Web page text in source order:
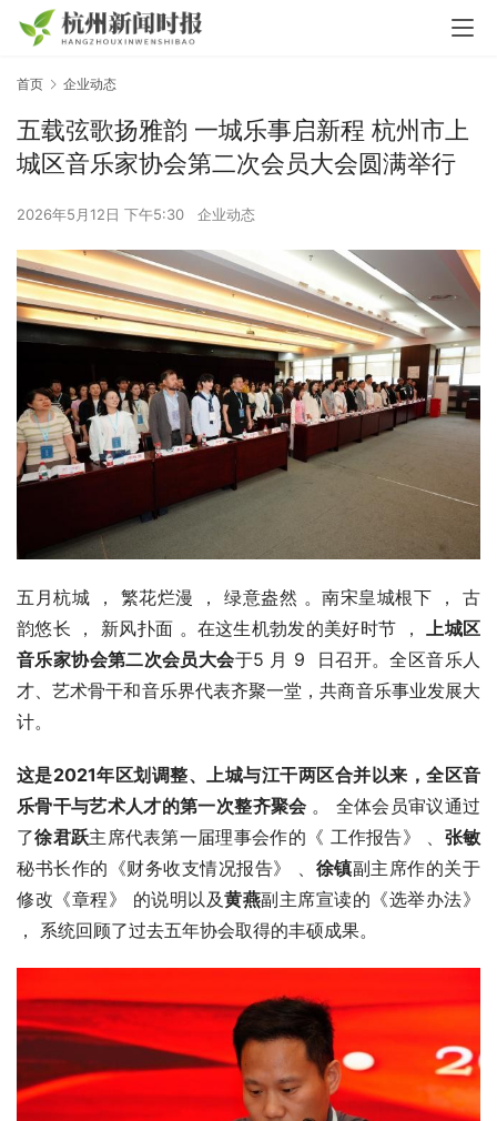
首页 企业动态
五载弦歌扬雅韵 一城乐事启新程 杭州市上
城区音乐家协会第二次会员大会圆满举行
2026年5月12日 下午5:30 企业动态
五月杭城 ， 繁花烂漫 ， 绿意盎然 。南宋皇城根下 ， 古
韵悠长 ， 新风扑面 。在这生机勃发的美好时节 ，
上城区
音乐家协会第二次会员大会于5 月 9  日召开。全区音乐人
才、艺术骨干和音乐界代表齐聚一堂，共商音乐事业发展大
计。
这是2021年区划调整、上城与江干两区合并以来，全区音
乐骨干与艺术人才的第一次整齐聚会 。 全体会员审议通过
了徐君跃主席代表第一届理事会作的《 工作报告》 、 张敏
秘书长作的《财务收支情况报告》 、 徐镇副主席作的关于
修改《章程》 的说明以及黄燕副主席宣读的《选举办法》
， 系统回顾了过去五年协会取得的丰硕成果。